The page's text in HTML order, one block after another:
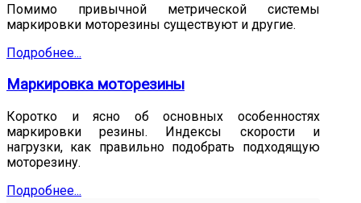
Помимо привычной метрической системы
маркировки моторезины существуют и другие.
Подробнее...
Маркировка моторезины
Коротко и ясно об основных особенностях
маркировки резины. Индексы скорости и
нагрузки, как правильно подобрать подходящую
моторезину.
Подробнее...